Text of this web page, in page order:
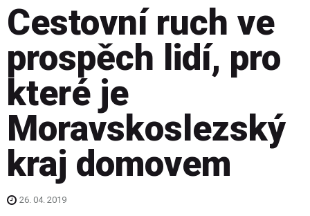
Cestovní ruch ve
prospěch lidí, pro
které je
Moravskoslezský
kraj domovem
26. 04. 2019